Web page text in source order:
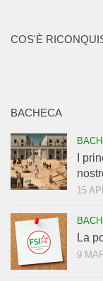
COS'È
BACHECA
I
15
La
9